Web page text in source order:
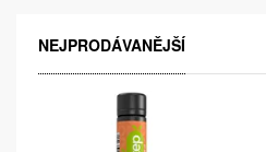
NEJPRODÁVANĚJŠÍ